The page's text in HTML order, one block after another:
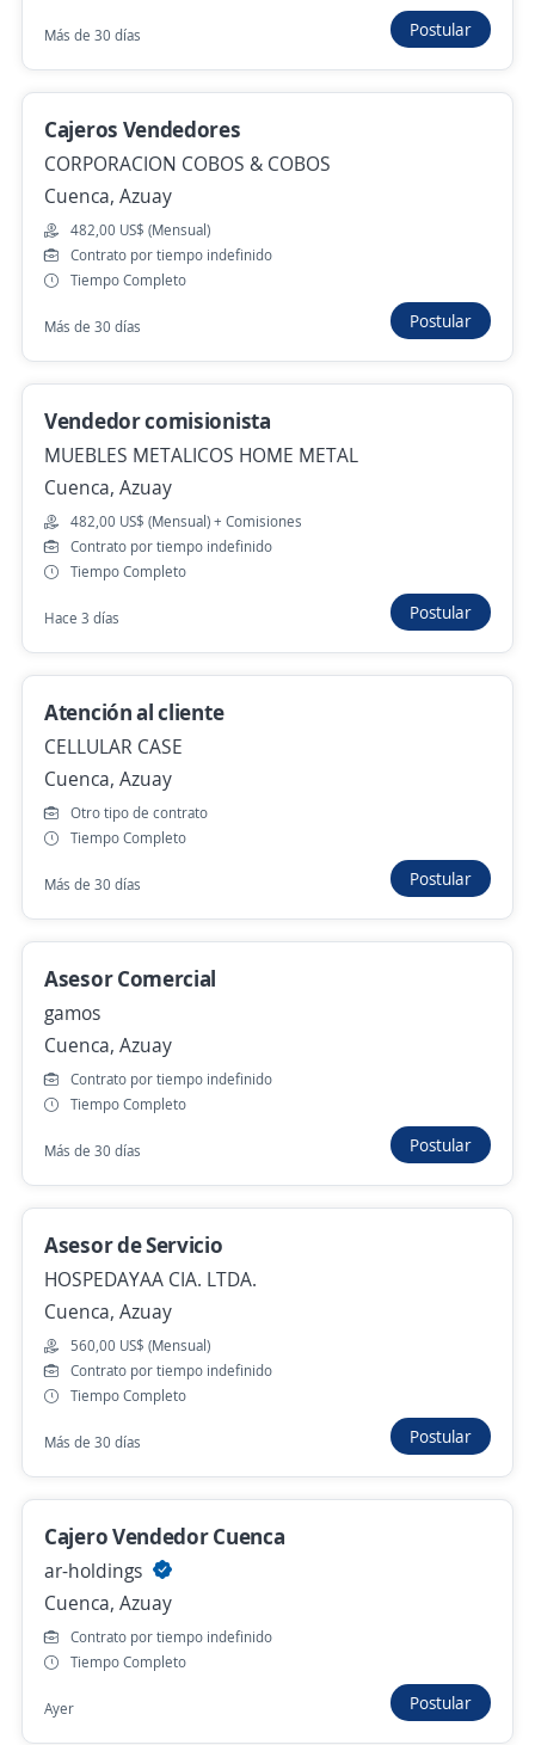
Empleo destacado
SILVA CUJANO BERTHA CECILIA
Quito, Pichincha
480,00 US$ (Mensual)
Remoto
Hace 7 días
Asesor comisionista
HARMONY FLOWERS
Quito, Pichincha
24 de julio
Ya viste todas las ofertas de "asesor de ventas"
Estas opciones también podrían interesarte
Analista comercial
750,00 US$ (Mensual)
Hace 7 días
Presencial y remoto
9 de julio
Asesor Comercial Campo
Asesor(a) Comercial
ISHOPPING ECUADOR
Cuenca, Azuay
477,00 US$ (Mensual)
Más de 30 días
Ejecutivo de Ventas para nuestra línea de
Gastroenterología y Urología
Medical Prime
Cuenca, Azuay
Más de 30 días
Más de 30 días Postular
Cajeros Vendedores
CORPORACION COBOS & COBOS
Cuenca, Azuay
482,00 US$ (Mensual)
Contrato por tiempo indefinido
Tiempo Completo
Más de 30 días Postular
Vendedor comisionista
MUEBLES METALICOS HOME METAL
Cuenca, Azuay
482,00 US$ (Mensual) + Comisiones
Contrato por tiempo indefinido
Tiempo Completo
Hace 3 días Postular
Atención al cliente
CELLULAR CASE
Cuenca, Azuay
Otro tipo de contrato
Tiempo Completo
Más de 30 días Postular
Asesor Comercial
gamos
Cuenca, Azuay
Contrato por tiempo indefinido
Tiempo Completo
Más de 30 días Postular
Asesor de Servicio
HOSPEDAYAA CIA. LTDA.
Cuenca, Azuay
560,00 US$ (Mensual)
Contrato por tiempo indefinido
Tiempo Completo
Más de 30 días Postular
Cajero Vendedor Cuenca
ar-holdings
Cuenca, Azuay
Contrato por tiempo indefinido
Tiempo Completo
Ayer Postular